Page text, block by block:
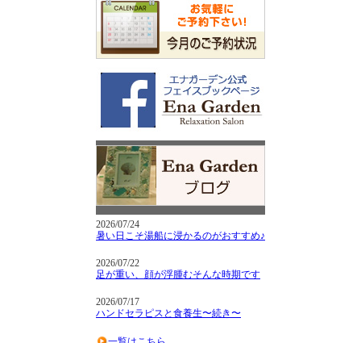
2026/07/24
暑い日こそ湯船に浸かるのがおすすめ♪
2026/07/22
足が重い、顔が浮腫むそんな時期です
2026/07/17
ハンドセラピスと食養生〜続き〜